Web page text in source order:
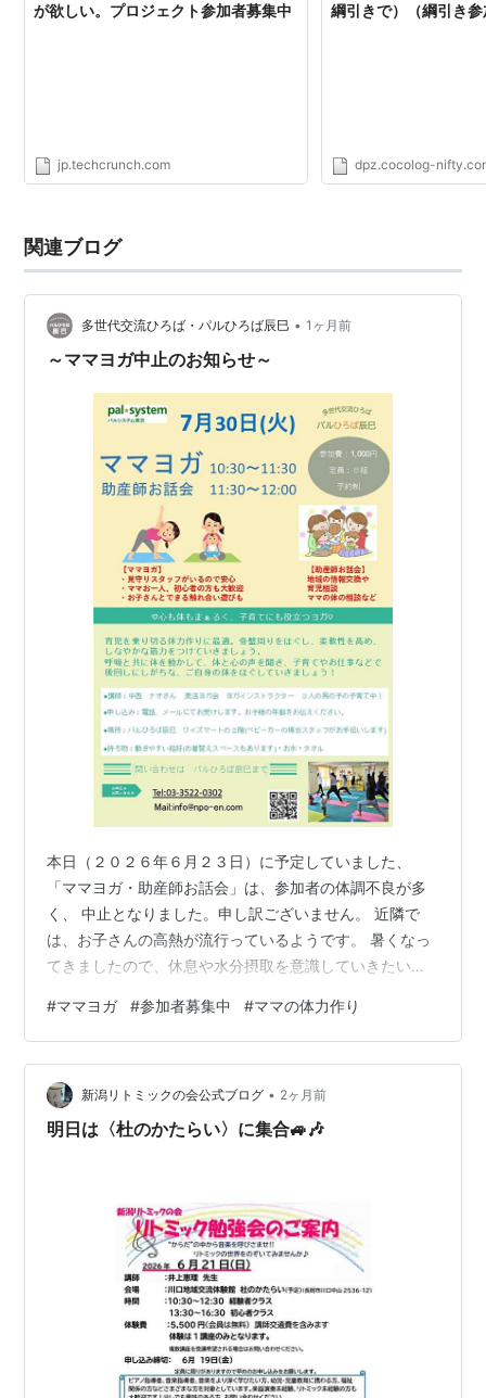
が欲しい。プロジェクト参加者募集中
jp.techcrunch.com
綱引きで）（綱引き
dpz.cocolog-
関連ブログ
多世代交流ひろば・パルひろば辰巳 • 1ヶ月前
～ママヨガ中止のお知らせ～
本日（２０２６年６月２３日）に予定していました、
「ママヨガ・助産師お話会」は、参加者の体調不良が多
く、 中止となりました。申し訳ございません。 近隣で
は、お子さんの高熱が流行っているようです。 暑くなっ
てきましたので、休息や水分摂取を意識していきたいで
講師は中西ナオさんとなります。是非、夏の体力作りに
ご活用ください✨
#ママヨガ #参加者募集中 #ママの体力作り
新潟リトミックの会公式ブログ • 2ヶ月前
明日は〈杜のかたらい〉に集合🚙🎶